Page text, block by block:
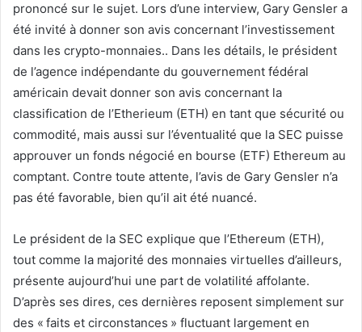
prononcé sur le sujet. Lors d’une interview, Gary Gensler a
été invité à donner son avis concernant l’investissement
dans les crypto-monnaies.. Dans les détails, le président
de l’agence indépendante du gouvernement fédéral
américain devait donner son avis concernant la
classification de l’Etherieum (ETH) en tant que sécurité ou
commodité, mais aussi sur l’éventualité que la SEC puisse
approuver un fonds négocié en bourse (ETF) Ethereum au
comptant. Contre toute attente, l’avis de Gary Gensler n’a
pas été favorable, bien qu’il ait été nuancé.
Le président de la SEC explique que l’Ethereum (ETH),
tout comme la majorité des monnaies virtuelles d’ailleurs,
présente aujourd’hui une part de volatilité affolante.
D’après ses dires, ces dernières reposent simplement sur
des « faits et circonstances » fluctuant largement en